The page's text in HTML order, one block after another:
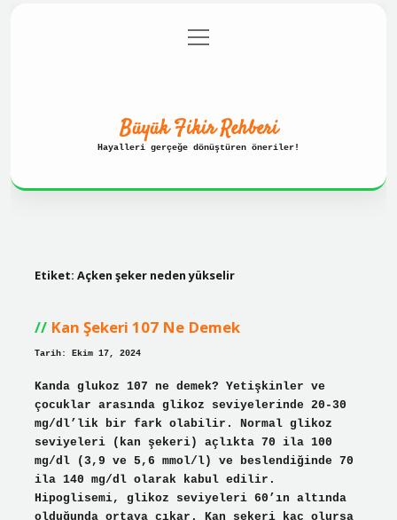
Gizlilik Politikası
menüyü
aç
Büyük Fikir Rehberi
Hayalleri gerçeğe dönüştüren öneriler!
Etiket: Açken şeker neden yükselir
Kan Şekeri 107 Ne Demek
Tarih: Ekim 17, 2024
Kanda glukoz 107 ne demek? Yetişkinler ve
çocuklar arasında glikoz seviyelerinde 20-30
mg/dl’lik bir fark olabilir. Normal glikoz
seviyeleri (kan şekeri) açlıkta 70 ila 100
mg/dl (3,9 ve 5,6 mmol/l) ve beslendiğinde 70
ila 140 mg/dl olarak kabul edilir.
Hipoglisemi, glikoz seviyeleri 60’ın altında
olduğunda ortaya çıkar. Kan şekeri kaç olursa